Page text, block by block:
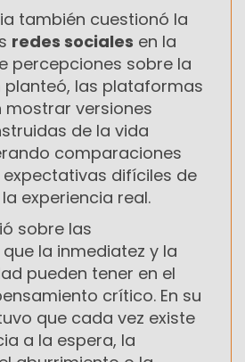
también cuestionó la
redes sociales en la
percepciones sobre la
planteó, las plataformas
mostrar versiones
de la vida
comparaciones
difíciles de
experiencia real.
sobre las
la inmediatez y la
pueden tener en el
crítico. En su
que cada vez existe
a la espera, la